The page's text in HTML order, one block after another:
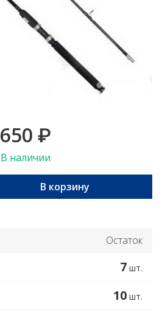
650 ₽
В наличии
В корзину
Остаток
7 шт.
10 шт.